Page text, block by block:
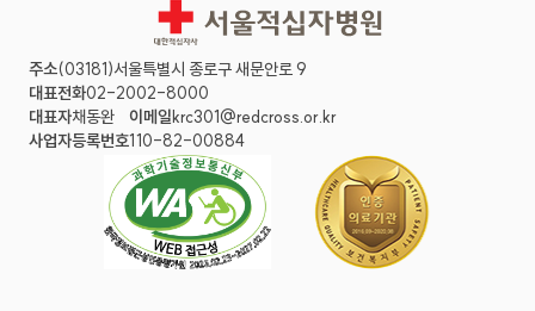
서울적십자병원
주소(03181)서울특별시 종로구 새문안로 9
대표전화02-2002-8000
대표자채동완 이메일krc301@redcross.or.kr
사업자등록번호110-82-00884